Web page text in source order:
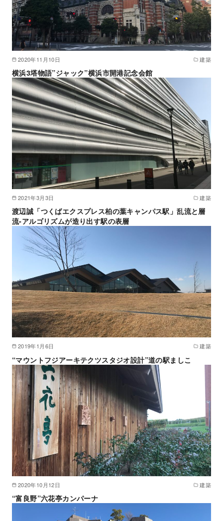
2020年11月10日 建築
横浜3塔物語”ジャック”横浜市開港記念会館
2021年3月3日 建築
渡辺誠「つくばエクスプレス柏の葉キャンパス駅」乱流と層
流-アルゴリズムが造り出す駅の表層
2019年1月6日 建築
“マウントフジアーキテクツスタジオ設計”道の駅ましこ
2020年10月12日 建築
“富良野”六花亭カンパーナ